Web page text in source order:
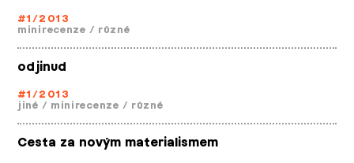
#1/2013
minirecenze / různé
odjinud
#1/2013
jiné / minirecenze / různé
Cesta za novým materialismem